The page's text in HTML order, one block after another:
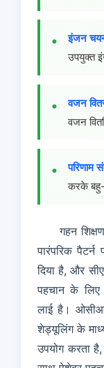
इंजन
उपयुक्त
वजन
वजन
परिणाम
करके बहु-
गहन
पारंपरिक
दिया है, और
पहचान के लिए
लाई है।
शेड्यूलिंग के
उपयोग करता